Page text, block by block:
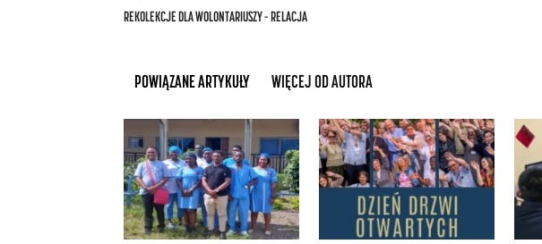
REKOLEKCJE DLA WOLONTARIUSZY – RELACJA
POWIĄZANE ARTYKUŁY WIĘCEJ OD AUTORA